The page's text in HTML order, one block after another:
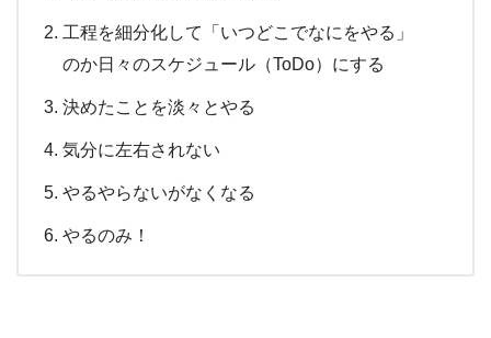
工程を細分化して「いつどこでなにをやる」
のか日々のスケジュール（ToDo）にする
決めたことを淡々とやる
気分に左右されない
やるやらないがなくなる
やるのみ！